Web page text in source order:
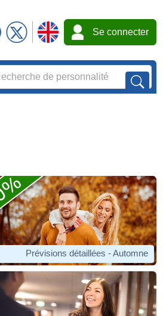
Se connecter
Prévisions détaillées - Automne